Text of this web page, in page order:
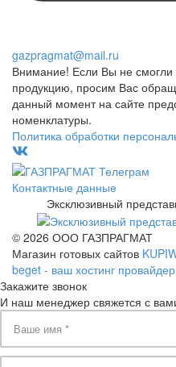
gazpragmat@mail.ru
Внимание! Если Вы не
продукцию, просим Вас
данный момент на сайте
номенклатуры.
Политика обработки
Контактные данные
Эксклюзивный
© 2026 ООО ГАЗПРАГМАТ
Магазин готовых сайтов
beget - ваш хостинг провайдер
Закажите звонок
И наш менеджер свяжется с